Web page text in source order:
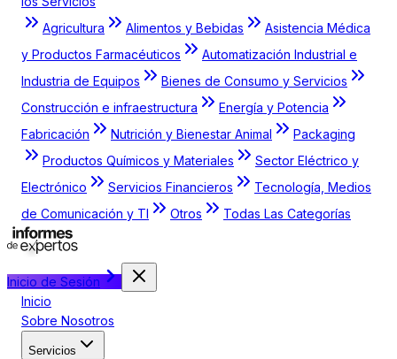
Agricultura
Alimentos y Bebidas
Asistencia Médica
y Productos Farmacéuticos
Automatización Industrial e
Industria de Equipos
Bienes de Consumo y Servicios
Construcción e infraestructura
Energía y Potencia
Fabricación
Nutrición y Bienestar Animal
Packaging
Productos Químicos y Materiales
Sector Eléctrico y
Electrónico
Servicios Financieros
Tecnología, Medios
de Comunicación y TI
Otros Todas Las Categorías
Inicio de Sesión
Inicio
Sobre Nosotros
Servicios